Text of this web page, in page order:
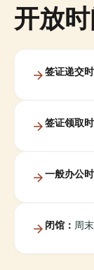
开放
签证递交时
签证领取时
一般办公时
闭馆： 周